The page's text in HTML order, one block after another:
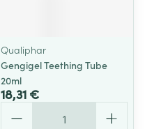
Qualiphar
Gengigel Teething Tube
20ml
18,31 €